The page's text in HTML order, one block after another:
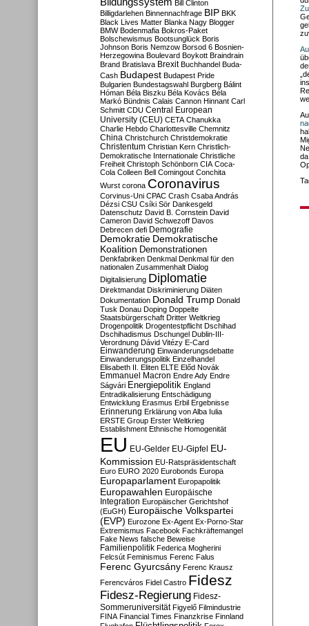
Bill Clinton
Billigdarlehen Binnennachfrage BIP BKK
Black Lives Matter Blanka Nagy Blogger
BMW Bodenmafia Bokros-Paket
Bolschewismus Bootsunglück Boris
Johnson Boris Nemzow Borsod 6 Bosnien-
Herzegowina Boulevard Boykott Braindrain
Brand Bratislava Brexit Buchhandel Buda-
Cash Budapest Budapest Pride
Bulgarien Bundestagswahl Burgberg Bálint
Hóman Béla Biszku Béla Kovács Béla
Markó Bündnis Calais Cannon Hinnant Carl
Schmitt CDU Central European
University (CEU) CETA Chanukka
Charlie Hebdo Charlottesville Chemnitz
China Christchurch Christdemokratie
Christentum Christian Kern Christlich-
Demokratische Internationale Christliche
Freiheit Christoph Schönborn CIA Coca-
Cola Colleen Bell Comingout Conchita
Wurst corona Coronavirus
Corvinus-Uni CPAC Crash Csaba András
Dézsi CSU Csíki Sör Dankesgeld
Datenschutz David B. Cornstein David
Cameron David Schwezoff Davos
Debrecen defi Demografie
Demokratie Demokratische
Koalition Demonstrationen
Denkfabriken Denkmal Denkmal für den
nationalen Zusammenhalt Dialog
Digitalisierung Diplomatie
Direktmandat Diskriminierung Diäten
Dokumentation Donald Trump Donald
Tusk Donau Doping Doppelte
Staatsbürgerschaft Dritter Weltkrieg
Drogenpolitik Drogentestpflicht Dschihad
Dschihadismus Dschungel Dublin-III-
Verordnung Dávid Vitézy E-Card
Einwanderung Einwanderungsdebatte
Einwanderungspolitik Einzelhandel
Elisabeth II. Eliten ELTE Előd Novák
Emmanuel Macron Endre Ady Endre
Ságvári Energiepolitik England
Entradikalisierung Entschädigung
Entwicklung Erasmus Erbil Ergebnisse
Erinnerung Erklärung von Alba Iulia
ERSTE Group Erster Weltkrieg
Establishment Ethnische Homogenität
EU EU-Gelder EU-Gipfel EU-
Kommission EU-Ratspräsidentschaft
Euro EURO 2020 Eurobonds Europa
Europaparlament Europapolitik
Europawahlen Europäische
Integration Europäischer Gerichtshof
(EuGH) Europäische Volkspartei
(EVP) Eurozone Ex-Agent Ex-Porno-Star
Extremismus Facebook Fachkräftemangel
Fake News falsche Beweise
Familienpolitik Federica Mogherini
Felcsút Feminismus Ferenc Falus
Ferenc Gyurcsány Ferenc Krausz
Ferencváros Fidel Castro Fidesz
Fidesz-Regierung Fidesz-
Sommeruniversität Figyelő Filmindustrie
FINA Financial Times Finanzkrise Finnland